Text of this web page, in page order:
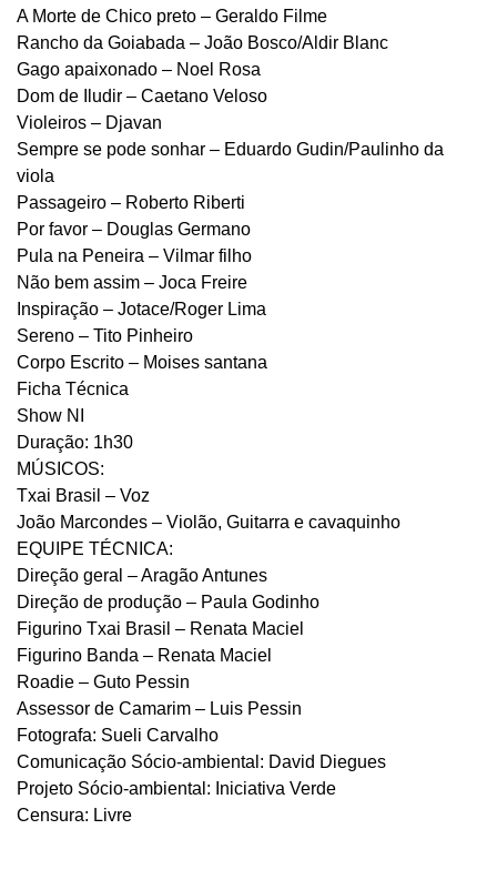
A Morte de Chico preto – Geraldo Filme
Rancho da Goiabada – João Bosco/Aldir Blanc
Gago apaixonado – Noel Rosa
Dom de Iludir – Caetano Veloso
Violeiros – Djavan
Sempre se pode sonhar – Eduardo Gudin/Paulinho da
viola
Passageiro – Roberto Riberti
Por favor – Douglas Germano
Pula na Peneira – Vilmar filho
Não bem assim – Joca Freire
Inspiração – Jotace/Roger Lima
Sereno – Tito Pinheiro
Corpo Escrito – Moises santana
Ficha Técnica
Show NI
Duração: 1h30
MÚSICOS:
Txai Brasil – Voz
João Marcondes – Violão, Guitarra e cavaquinho
EQUIPE TÉCNICA:
Direção geral – Aragão Antunes
Direção de produção – Paula Godinho
Figurino Txai Brasil – Renata Maciel
Figurino Banda – Renata Maciel
Roadie – Guto Pessin
Assessor de Camarim – Luis Pessin
Fotografa: Sueli Carvalho
Comunicação Sócio-ambiental: David Diegues
Projeto Sócio-ambiental: Iniciativa Verde
Censura: Livre